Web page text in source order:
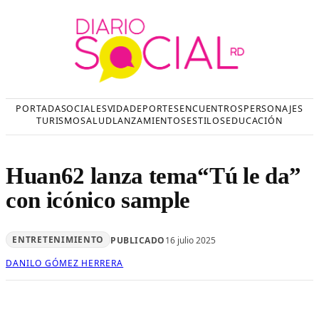
PORTADASOCIALESVIDADEPORTESENCUENTROSPERSONAJES
TURISMOSALUDLANZAMIENTOSESTILOSEDUCACIÓN
Huan62 lanza tema“Tú le da”
con icónico sample
ENTRETENIMIENTO PUBLICADO16 julio 2025
DANILO GÓMEZ HERRERA